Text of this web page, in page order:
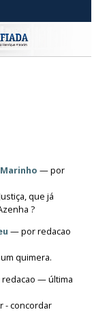
—por
que já
?
—porredacao
quimera.
redacao — última
- concordar